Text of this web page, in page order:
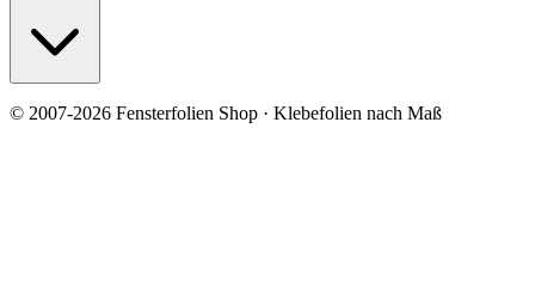
© 2007-2026 Fensterfolien Shop · Klebefolien nach Maß